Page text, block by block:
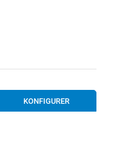
KONFIGURER